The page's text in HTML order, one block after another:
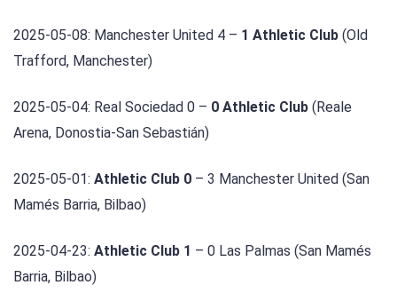
2025-05-08: Manchester United 4 – 1 Athletic Club (Old
Trafford, Manchester)
2025-05-04: Real Sociedad 0 – 0 Athletic Club (Reale
Arena, Donostia-San Sebastián)
2025-05-01: Athletic Club 0 – 3 Manchester United (San
Mamés Barria, Bilbao)
2025-04-23: Athletic Club 1 – 0 Las Palmas (San Mamés
Barria, Bilbao)